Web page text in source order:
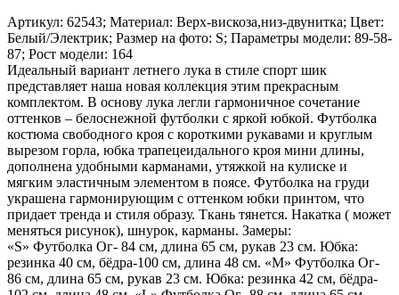
Артикул: 62543; Материал: Верх-вискоза,низ-двунитка; Цвет:
Белый/Электрик; Размер на фото: S; Параметры модели: 89-58-
87; Рост модели: 164
Идеальный вариант летнего лука в стиле спорт шик
представляет наша новая коллекция этим прекрасным
комплектом. В основу лука легли гармоничное сочетание
оттенков – белоснежной футболки с яркой юбкой. Футболка
костюма свободного кроя с короткими рукавами и круглым
вырезом горла, юбка трапецеидального кроя мини длины,
дополнена удобными карманами, утяжкой на кулиске и
мягким эластичным элементом в поясе. Футболка на груди
украшена гармонирующим с оттенком юбки принтом, что
придает тренда и стиля образу. Ткань тянется. Накатка ( может
меняться рисунок), шнурок, карманы. Замеры:
«S» Футболка Ог- 84 см, длина 65 см, рукав 23 см. Юбка:
резинка 40 см, бёдра-100 см, длина 48 см. «М» Футболка Ог-
86 см, длина 65 см, рукав 23 см. Юбка: резинка 42 см, бёдра-